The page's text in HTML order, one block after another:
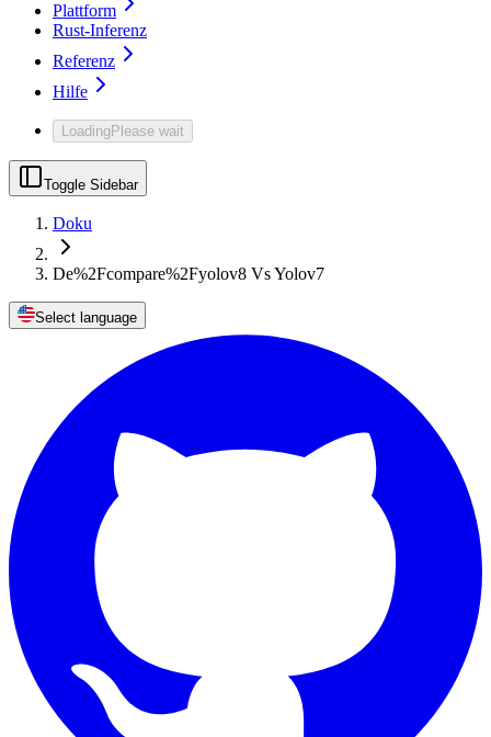
Plattform
Rust-Inferenz
Referenz
Hilfe
LoadingPlease wait
Toggle Sidebar
Doku
De%2Fcompare%2Fyolov8 Vs Yolov7
Select language